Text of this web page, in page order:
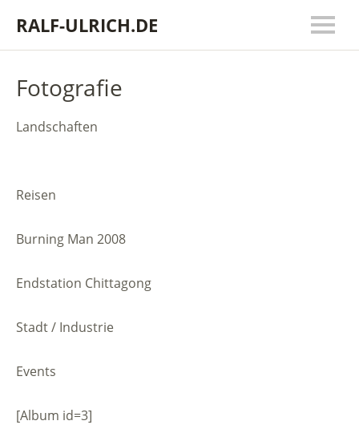
RALF-ULRICH.DE
Fotografie
Landschaften
Reisen
Burning Man 2008
Endstation Chittagong
Stadt / Industrie
Events
[Album id=3]